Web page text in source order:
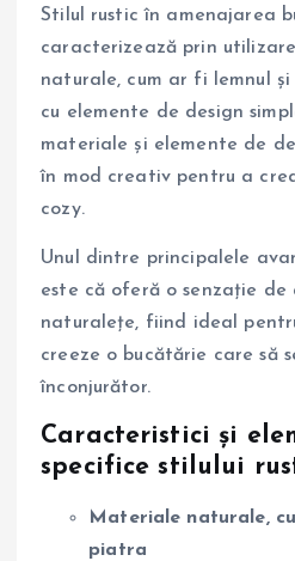
Stilul rustic în amenajarea
caracterizează prin
naturale, cum ar fi lemnul
cu elemente de design
materiale și elemente de
în mod creativ pentru a
cozy.
Unul dintre principalele
este că oferă o senzație
naturalețe, fiind ideal
creeze o bucătărie care să
înconjurător.
Caracteristici și
specifice stilului
Materiale naturale,
piatra